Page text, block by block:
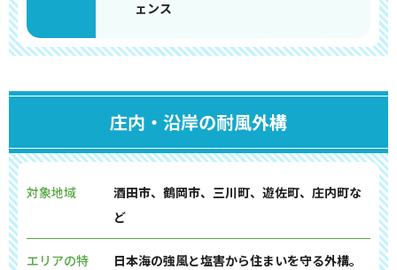
ェンス
庄内・沿岸の耐風外構
対象地域
酒田市、鶴岡市、三川町、遊佐町、庄内町な
ど
エリアの特
日本海の強風と塩害から住まいを守る外構。